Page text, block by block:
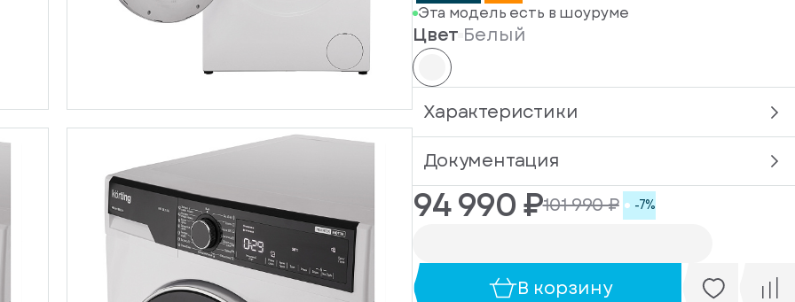
Эта модель есть в шоуруме
Цвет Белый
Характеристики
Документация
94 990 ₽101 990 ₽ -7%
В корзину